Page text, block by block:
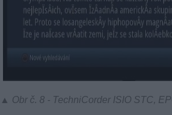
▲ Obr č. 8 - TechniCorder ISIO STC,